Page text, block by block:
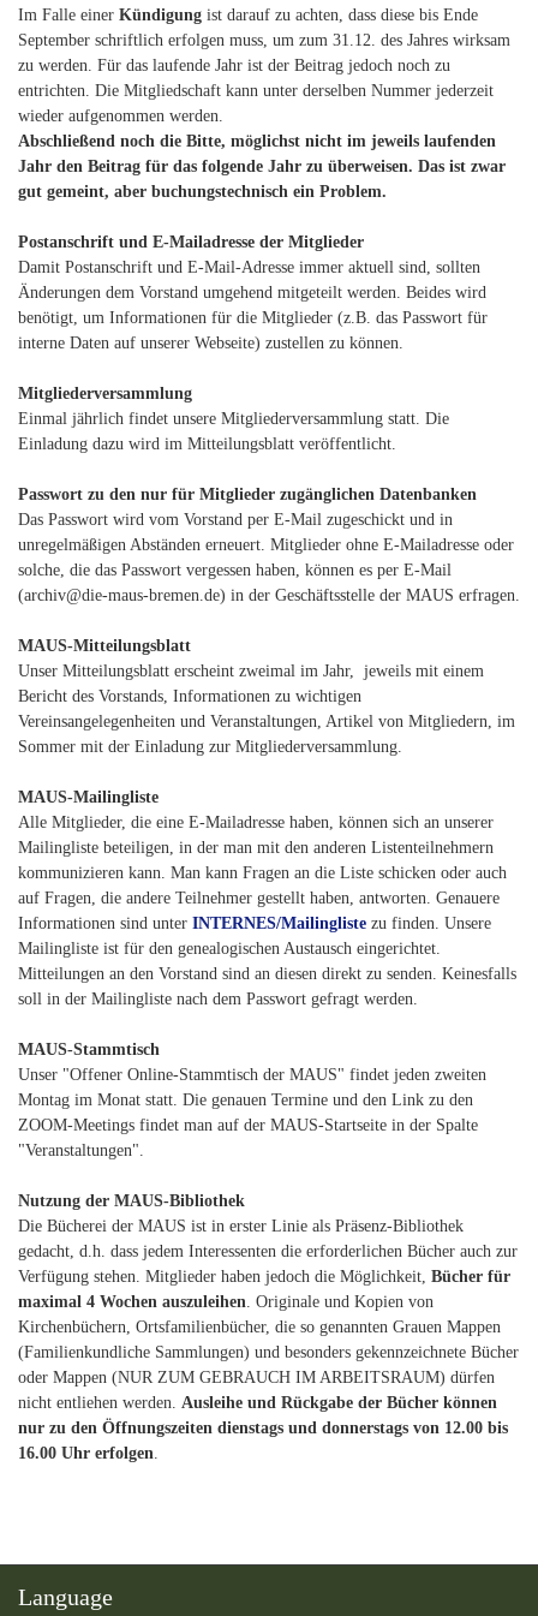
Im Falle einer Kündigung ist darauf zu achten, dass diese bis Ende
September schriftlich erfolgen muss, um zum 31.12. des Jahres wirksam
zu werden. Für das laufende Jahr ist der Beitrag jedoch noch zu
entrichten. Die Mitgliedschaft kann unter derselben Nummer jederzeit
wieder aufgenommen werden.
Abschließend noch die Bitte, möglichst nicht im jeweils laufenden
Jahr den Beitrag für das folgende Jahr zu überweisen. Das ist zwar
gut gemeint, aber buchungstechnisch ein Problem.
Postanschrift und E-Mailadresse der Mitglieder
Damit Postanschrift und E-Mail-Adresse immer aktuell sind, sollten
Änderungen dem Vorstand umgehend mitgeteilt werden. Beides wird
benötigt, um Informationen für die Mitglieder (z.B. das Passwort für
interne Daten auf unserer Webseite) zustellen zu können.
Mitgliederversammlung
Einmal jährlich findet unsere Mitgliederversammlung statt. Die
Einladung dazu wird im Mitteilungsblatt veröffentlicht.
Passwort zu den nur für Mitglieder zugänglichen Datenbanken
Das Passwort wird vom Vorstand per E-Mail zugeschickt und in
unregelmäßigen Abständen erneuert. Mitglieder ohne E-Mailadresse oder
solche, die das Passwort vergessen haben, können es per E-Mail
(archiv@die-maus-bremen.de) in der Geschäftsstelle der MAUS erfragen.
MAUS-Mitteilungsblatt
Unser Mitteilungsblatt erscheint zweimal im Jahr, jeweils mit einem
Bericht des Vorstands, Informationen zu wichtigen
Vereinsangelegenheiten und Veranstaltungen, Artikel von Mitgliedern, im
Sommer mit der Einladung zur Mitgliederversammlung.
MAUS-Mailingliste
Alle Mitglieder, die eine E-Mailadresse haben, können sich an unserer
Mailingliste beteiligen, in der man mit den anderen Listenteilnehmern
kommunizieren kann. Man kann Fragen an die Liste schicken oder auch
auf Fragen, die andere Teilnehmer gestellt haben, antworten. Genauere
Informationen sind unter INTERNES/Mailingliste zu finden. Unsere
Mailingliste ist für den genealogischen Austausch eingerichtet.
Mitteilungen an den Vorstand sind an diesen direkt zu senden. Keinesfalls
soll in der Mailingliste nach dem Passwort gefragt werden.
MAUS-Stammtisch
Unser "Offener Online-Stammtisch der MAUS" findet jeden zweiten
Montag im Monat statt. Die genauen Termine und den Link zu den
ZOOM-Meetings findet man auf der MAUS-Startseite in der Spalte
"Veranstaltungen".
Nutzung der MAUS-Bibliothek
Die Bücherei der MAUS ist in erster Linie als Präsenz-Bibliothek
gedacht, d.h. dass jedem Interessenten die erforderlichen Bücher auch zur
Verfügung stehen. Mitglieder haben jedoch die Möglichkeit, Bücher für
maximal 4 Wochen auszuleihen. Originale und Kopien von
Kirchenbüchern, Ortsfamilienbücher, die so genannten Grauen Mappen
(Familienkundliche Sammlungen) und besonders gekennzeichnete Bücher
oder Mappen (NUR ZUM GEBRAUCH IM ARBEITSRAUM) dürfen
nicht entliehen werden. Ausleihe und Rückgabe der Bücher können
nur zu den Öffnungszeiten dienstags und donnerstags von 12.00 bis
16.00 Uhr erfolgen.
Language